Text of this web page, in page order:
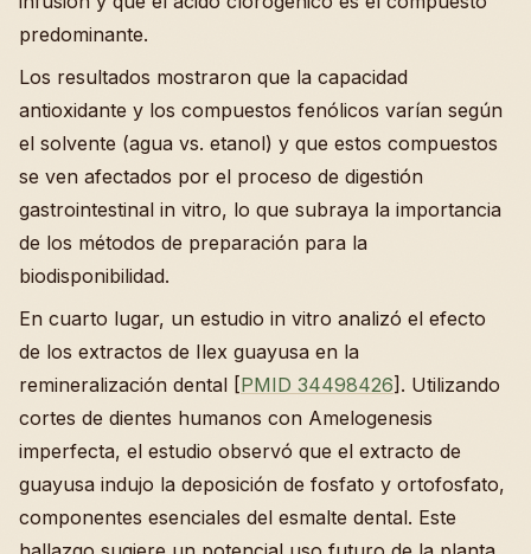
predominante.
Los resultados mostraron que la capacidad
antioxidante y los compuestos fenólicos varían según
el solvente (agua vs. etanol) y que estos compuestos
se ven afectados por el proceso de digestión
gastrointestinal in vitro, lo que subraya la importancia
de los métodos de preparación para la
biodisponibilidad.
En cuarto lugar, un estudio in vitro analizó el efecto
de los extractos de Ilex guayusa en la
remineralización dental [PMID 34498426]. Utilizando
cortes de dientes humanos con Amelogenesis
imperfecta, el estudio observó que el extracto de
guayusa indujo la deposición de fosfato y ortofosfato,
componentes esenciales del esmalte dental. Este